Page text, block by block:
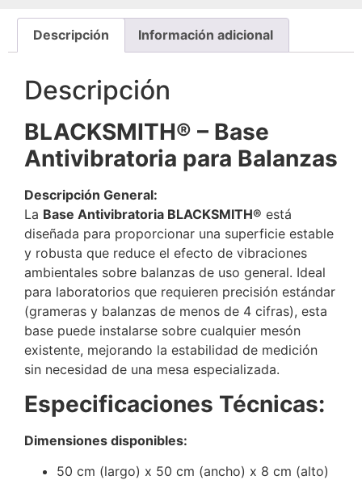
Descripción Información adicional
Descripción
BLACKSMITH® – Base
Antivibratoria para Balanzas
Descripción General:
La Base Antivibratoria BLACKSMITH® está
diseñada para proporcionar una superficie estable
y robusta que reduce el efecto de vibraciones
ambientales sobre balanzas de uso general. Ideal
para laboratorios que requieren precisión estándar
(grameras y balanzas de menos de 4 cifras), esta
base puede instalarse sobre cualquier mesón
existente, mejorando la estabilidad de medición
sin necesidad de una mesa especializada.
Especificaciones Técnicas:
Dimensiones disponibles:
50 cm (largo) x 50 cm (ancho) x 8 cm (alto)